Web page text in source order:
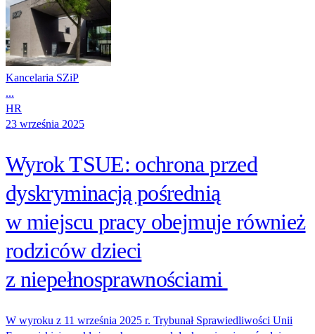
Kancelaria SZiP
...
HR
23 września 2025
Wyrok TSUE: ochrona przed
dyskryminacją pośrednią
w miejscu pracy obejmuje również
rodziców dzieci
z niepełnosprawnościami
W wyroku z 11 września 2025 r. Trybunał Sprawiedliwości Unii